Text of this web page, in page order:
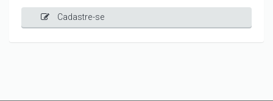
Cadastre-se